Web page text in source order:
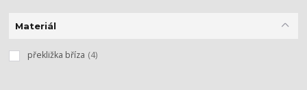
Materiál
překližka bříza (4)